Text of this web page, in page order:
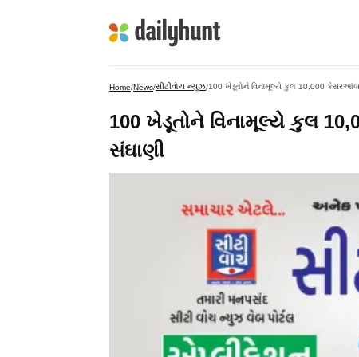
Home/News/સીટીવોચ ન્યુઝ/100 ખેડૂતોને વિનામૂલ્યે કુલ 10,000
100 ખેડૂતોને વિનામૂલ્યે કુલ
સંઘાણી